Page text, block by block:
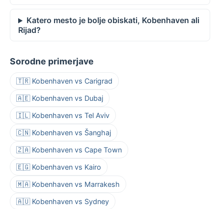
Katero mesto je bolje obiskati, Kobenhaven ali
Rijad?
Sorodne primerjave
🇹🇷 Kobenhaven vs Carigrad
🇦🇪 Kobenhaven vs Dubaj
🇮🇱 Kobenhaven vs Tel Aviv
🇨🇳 Kobenhaven vs Šanghaj
🇿🇦 Kobenhaven vs Cape Town
🇪🇬 Kobenhaven vs Kairo
🇲🇦 Kobenhaven vs Marrakesh
🇦🇺 Kobenhaven vs Sydney